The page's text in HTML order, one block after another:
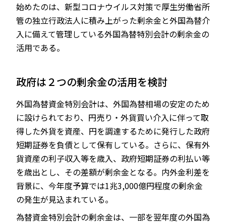
始めたのは、新型コロナウイルス対策で厚生労働省所
管の独立行政法人に積み上がった剰余金と外国為替介
入に備えて管理している外国為替特別会計の剰余金の
活用である。
政府は２つの剰余金の活用を検討
外国為替資金特別会計は、外国為替相場の安定のため
に設けられており、円売り・外貨買い介入に伴って取
得した外貨を資産、円を調達するために発行した政府
短期証券を負債として保有している。さらに、保有外
貨資産の利子収入等を歳入、政府短期証券の利払い等
を歳出とし、その差額が剰余金となる。内外金利差を
背景に、今年度予算では1兆3,000億円程度の剰余金
の発生が見込まれている。
為替資金特別会計の剰余金は、一部を翌年度の外国為